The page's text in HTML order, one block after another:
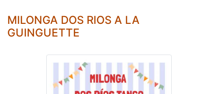
MILONGA DOS RIOS A LA
GUINGUETTE